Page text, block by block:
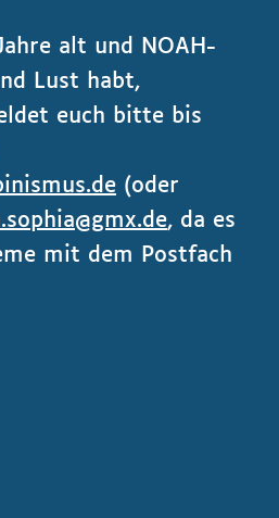
alt und NOAH-
Lust habt,
euch bitte bis
(oder
, da es
mit dem Postfach